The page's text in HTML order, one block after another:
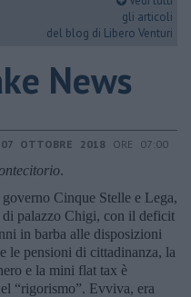
gli articoli
del blog di Libero Venturi
News
07 OTTOBRE 2018 ORE 07:00
.
Cinque Stelle e Lega,
di palazzo Chigi, con il deficit
in barba alle disposizioni
le pensioni di cittadinanza, la
e la mini flat tax è
“rigorismo”. Evviva, era